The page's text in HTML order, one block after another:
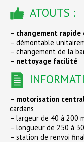
ATOUTS :
– changement rapide
– démontable
– changement de la
– nettoyage facilité
– motorisation
cardans
– largeur de 40 à 200
– longueur de 250 à
– station de renvoi